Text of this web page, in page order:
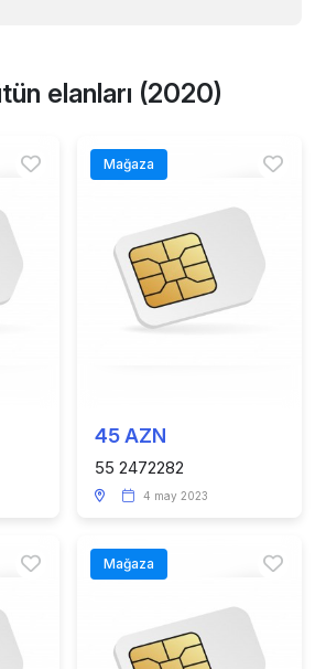
elanları (2020)
Mağaza
45 AZN
55 2472282
4 may 2023
Mağaza